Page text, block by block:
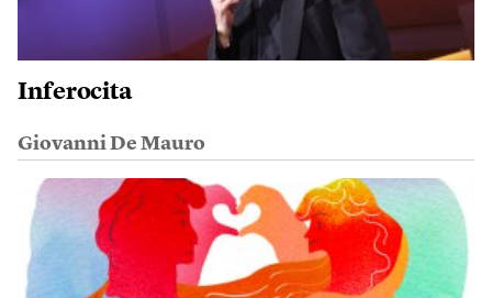
Inferocita
Giovanni De Mauro